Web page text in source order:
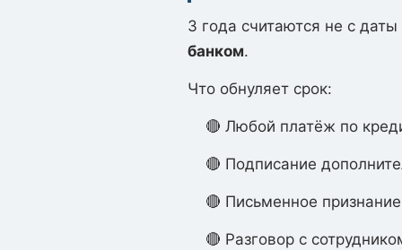
3 года считаются не с
банком.
Что обнуляет срок:
🔴 Любой платёж по
🔴 Подписание
🔴 Письменное
🔴 Разговор с